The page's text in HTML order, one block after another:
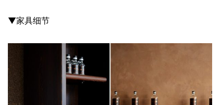
▼家具细节